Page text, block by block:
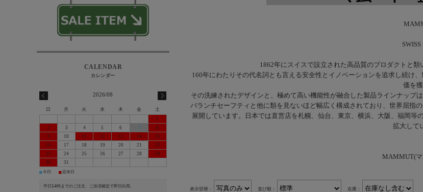
SWISS
1862年にスイスで設立された高品質のプロダクトと
160年にわたりその代名詞とも言える安全性とイノベーションを追求し続け
価を獲
その洗練されたデザインと、極めて高い機能性が融合した製品ラインナッ
バランチセーフティと他に類を見ないほど幅広く構成されており、世界屈指
展開しています。日本では直営店を札幌、仙台、東京、横浜、大阪、福岡等
拡大して
MAMMUT(マ
表示切替： 並び順： 在庫：
2026/08
日 月 火 水 木 金
土
1
2
3 4 5 6 7
8
9
10 11 12 13 14
15
16
17 18 19 20 21
22
23
24 25 26 27 28
29
30
31
■ 今日 ■ 定休日
平日14時までのご注文、ご決済確定で即日出荷。